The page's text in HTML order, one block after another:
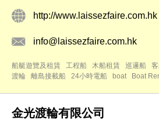
http://www.laissezfaire.com.hk
info@laissezfaire.com.hk
船艇遊覽及租賃 工程船 木船租賃 巡邏船
渡輪
離島接載船 24小時電船 boat Boat
金光渡輪有限公司